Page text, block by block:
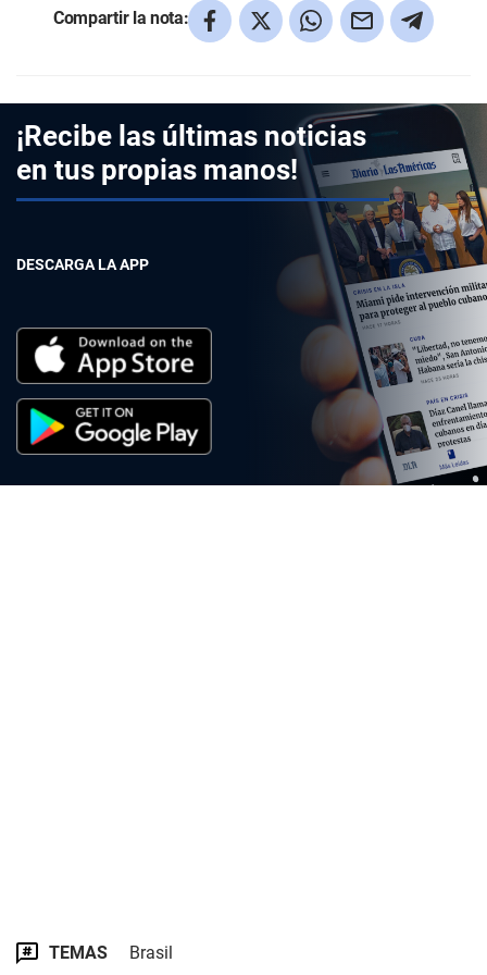
Compartir la nota:
¡Recibe las últimas noticias
en tus propias manos!
DESCARGA LA APP
TEMAS Brasil